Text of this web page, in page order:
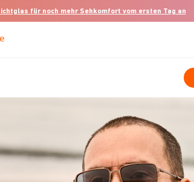
für noch mehr Sehkomfort vom ersten Tag an